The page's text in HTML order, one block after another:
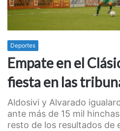
Deportes
Empate en el
fiesta en las
Aldosivi y Alvarado
ante más de 15 mil
resto de los resultados de